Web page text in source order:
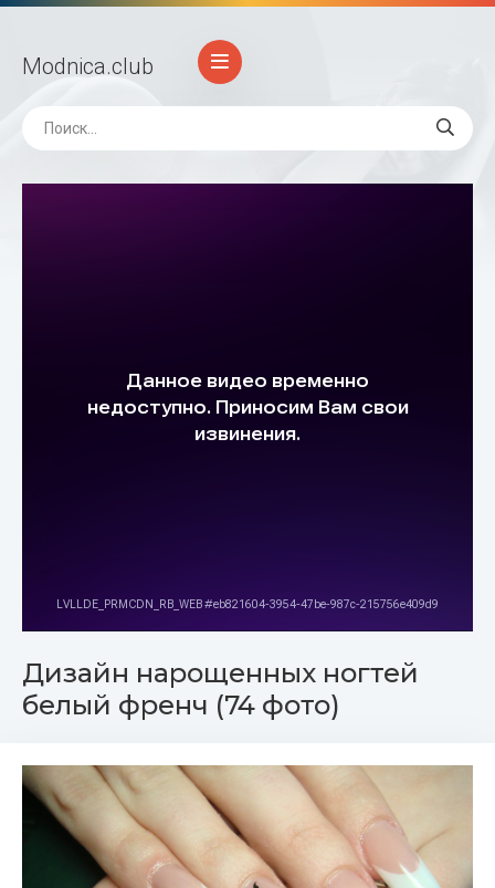
Modnica.club
Дизайн нарощенных ногтей
белый френч (74 фото)